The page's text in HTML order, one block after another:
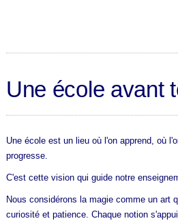
Une école avant
Une école est un lieu où l'on apprend, où
progresse.
C'est cette vision qui guide notre
Nous considérons la magie comme un art
curiosité et patience. Chaque notion